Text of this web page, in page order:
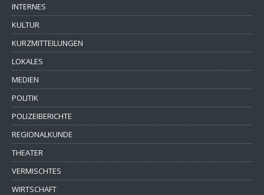
INTERNES
KULTUR
KURZMITTEILUNGEN
LOKALES
MEDIEN
POLITIK
POLIZEIBERICHTE
REGIONALKUNDE
THEATER
VERMISCHTES
WIRTSCHAFT